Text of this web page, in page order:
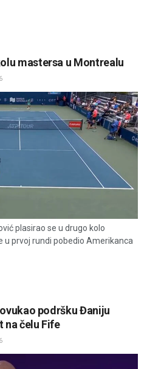
mastersa u Montrealu
plasirao se u drugo kolo
u prvoj rundi pobedio Amerikanca
podršku Đaniju
na čelu Fife